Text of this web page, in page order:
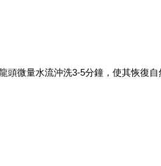
頭微量水流沖洗3-5分鐘，使其恢復自